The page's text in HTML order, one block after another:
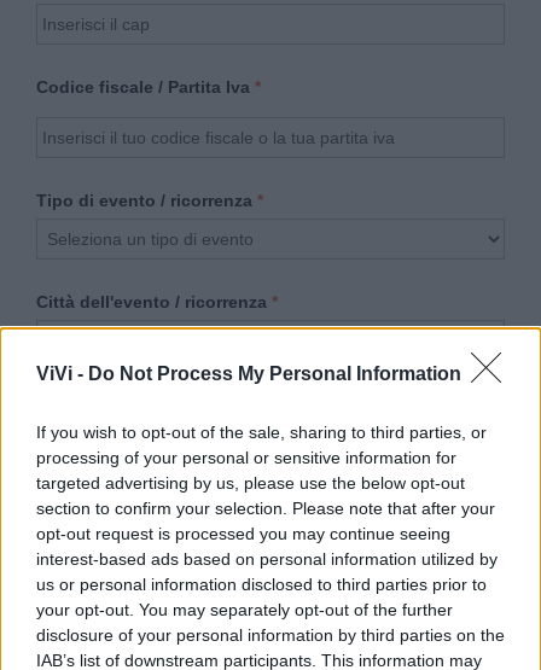
ViVi - Do Not Process My Personal Information
If you wish to opt-out of the sale, sharing to third parties, or
processing of your personal or sensitive information for
targeted advertising by us, please use the below opt-out
section to confirm your selection. Please note that after your
opt-out request is processed you may continue seeing
interest-based ads based on personal information utilized by
us or personal information disclosed to third parties prior to
your opt-out. You may separately opt-out of the further
disclosure of your personal information by third parties on the
IAB’s list of downstream participants. This information may
Codice fiscale / Partita Iva
Tipo di evento / ricorrenza
Città dell'evento / ricorrenza
Descrizione dell'evento